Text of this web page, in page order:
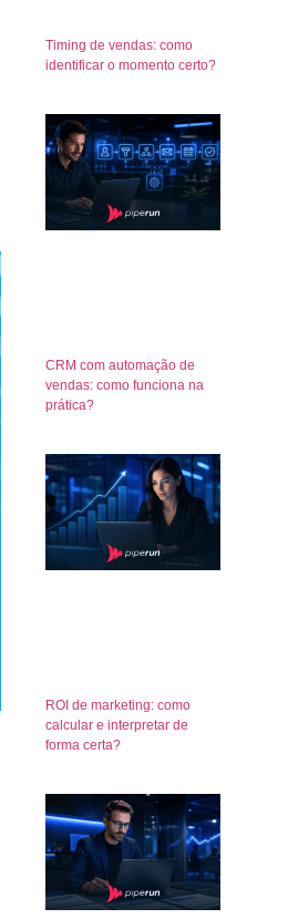
Timing de vendas: como
identificar o momento certo?
CRM com automação de
vendas: como funciona na
prática?
ROI de marketing: como
calcular e interpretar de
forma certa?